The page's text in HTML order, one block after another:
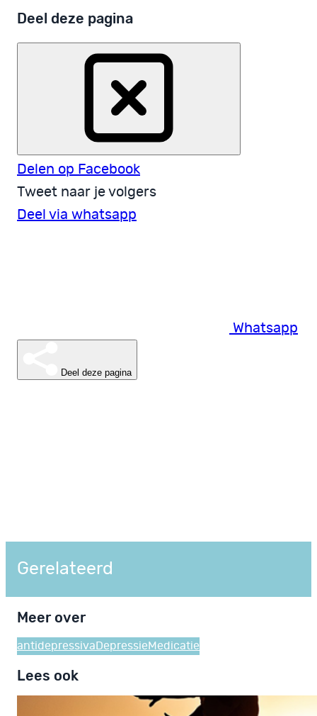
Deel deze pagina
Delen op Facebook
Tweet naar je volgers
Deel via whatsapp
Whatsapp
Deel deze pagina
Gerelateerd
Meer over
antidepressiva Depressie Medicatie
Lees ook